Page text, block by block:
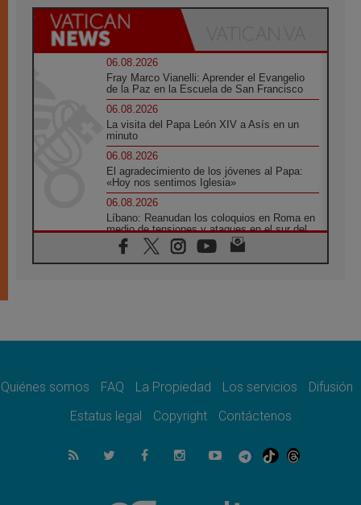
06.08.2026
Fray Marco Vianelli: Aprender el Evangelio
de la Paz en la Escuela de San Francisco
06.08.2026
La visita del Papa León XIV a Asís en un
minuto
06.08.2026
El agradecimiento de los jóvenes al Papa:
«Hoy nos sentimos Iglesia»
06.08.2026
Líbano: Reanudan los coloquios en Roma en
medio de tensiones y ataques en el sur del
país
06.08.2026
noticia para todo el Uruguay
León XIV: La revolución del Evangelio
06.08.2026
La Iglesia en Ceuta: caridad y esperanza
Quiénes somos FAQ La Propiedad Los servicios
Difusión
Estatus legal
Copyright Contáctenos